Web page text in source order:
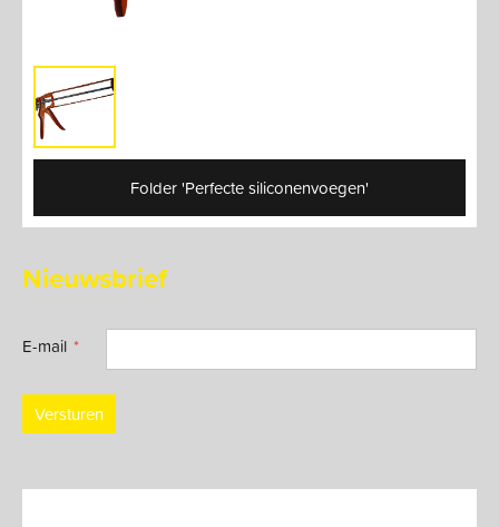
Folder 'Perfecte siliconenvoegen'
Nieuwsbrief
E-mail
Versturen